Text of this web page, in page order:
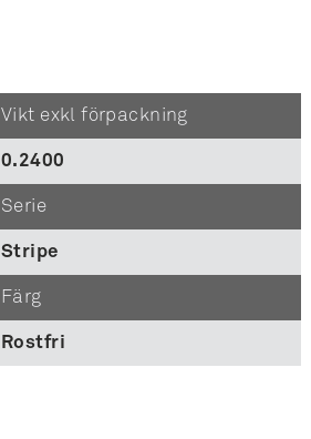
Vikt exkl förpackning
0.2400
Serie
Stripe
Färg
Rostfri